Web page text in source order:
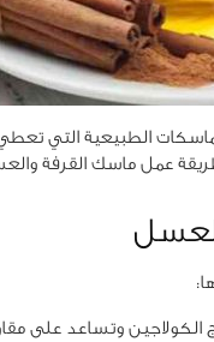
الطبيعية التي تعطي
عمل ماسك القرفة
الكولاجين وتساعد على